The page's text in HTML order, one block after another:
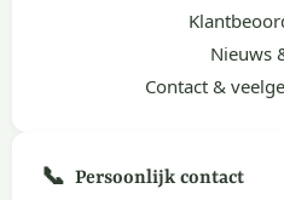
Nieuws
Contact &
📞 Persoonlijk contact